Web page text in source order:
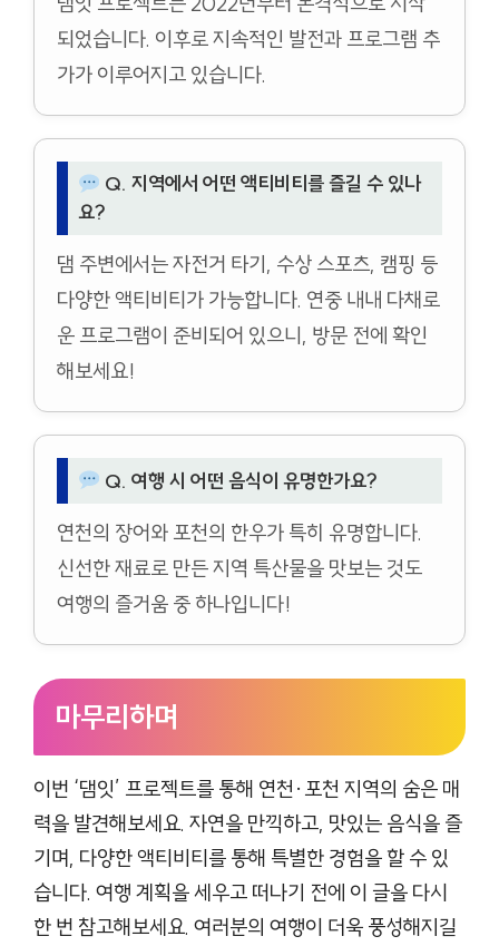
되었습니다. 이후로 지속적인 발전과 프로그램 추
가가 이루어지고 있습니다.
Q. 지역에서 어떤 액티비티를 즐길 수 있나
요?
댐 주변에서는 자전거 타기, 수상 스포츠, 캠핑 등
다양한 액티비티가 가능합니다. 연중 내내 다채로
운 프로그램이 준비되어 있으니, 방문 전에 확인
해보세요!
Q. 여행 시 어떤 음식이 유명한가요?
연천의 장어와 포천의 한우가 특히 유명합니다.
신선한 재료로 만든 지역 특산물을 맛보는 것도
여행의 즐거움 중 하나입니다!
마무리하며
이번 ‘댐잇’ 프로젝트를 통해 연천·포천 지역의 숨은 매
력을 발견해보세요. 자연을 만끽하고, 맛있는 음식을 즐
기며, 다양한 액티비티를 통해 특별한 경험을 할 수 있
습니다. 여행 계획을 세우고 떠나기 전에 이 글을 다시
한 번 참고해보세요. 여러분의 여행이 더욱 풍성해지길